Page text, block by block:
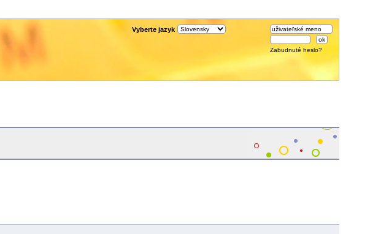
Vyberte jazyk
Zabudnuté heslo?